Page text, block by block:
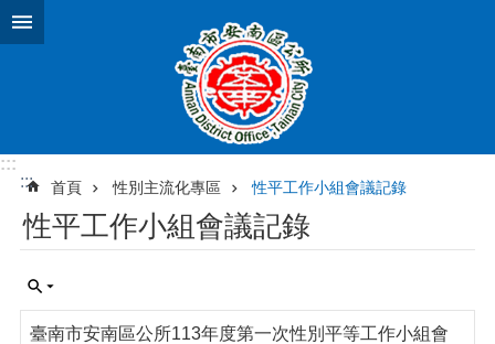
跳到主要內容區塊
:::
:::
首頁 性別主流化專區 性平工作小組會議記錄
性平工作小組會議記錄
臺南市安南區公所113年度第一次性別平等工作小組會